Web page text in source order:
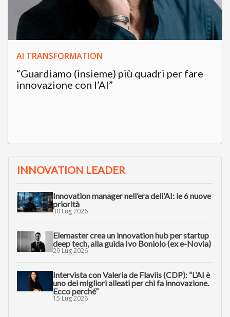
AI TRANSFORMATION
“Guardiamo (insieme) più quadri per fare
innovazione con l’AI”
INNOVATION LEADER
Innovation manager nell’era dell’AI: le 6 nuove
priorità
30 Lug 2026
Elemaster crea un innovation hub per startup
deep tech, alla guida Ivo Boniolo (ex e-Novia)
29 Lug 2026
Intervista con Valeria de Flaviis (CDP): “L’AI è
uno dei migliori alleati per chi fa innovazione.
Ecco perché”
15 Lug 2026